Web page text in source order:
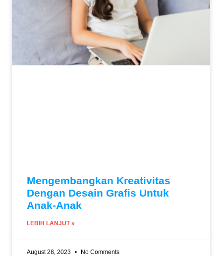
Mengembangkan Kreativitas
Dengan Desain Grafis Untuk
Anak-Anak
LEBIH LANJUT »
August 28, 2023 No Comments